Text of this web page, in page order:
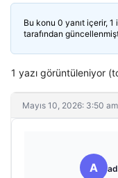
Bu konu 0 yanıt içerir,
tarafından
1 yazı görüntüleniyor
Mayıs 10, 2026: 3:50 am
A